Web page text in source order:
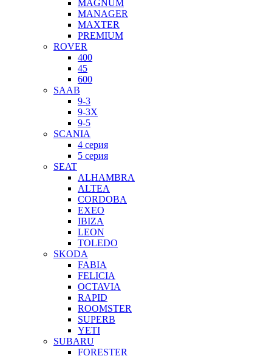
MAGNUM
MANAGER
MAXTER
PREMIUM
ROVER
400
45
600
SAAB
9-3
9-3X
9-5
SCANIA
4 серия
5 серия
SEAT
ALHAMBRA
ALTEA
CORDOBA
EXEO
IBIZA
LEON
TOLEDO
SKODA
FABIA
FELICIA
OCTAVIA
RAPID
ROOMSTER
SUPERB
YETI
SUBARU
FORESTER